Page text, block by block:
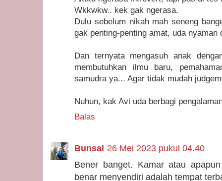
Wkkwkw.. kek gak ngerasa.
Dulu sebelum nikah mah seneng
gak penting-penting amat, uda nyaman
Dan ternyata mengasuh anak
membutuhkan ilmu baru,
samudra ya... Agar tidak mudah
Nuhun, kak Avi uda berbagi
Balas
Bunsal 26 Mei 2023 pukul 04.40
Bener banget. Kamar atau
benar menyendiri adalah tempat